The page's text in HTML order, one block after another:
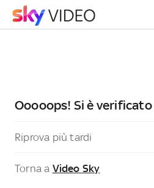
Ooooops! Si è
Riprova più tardi
Torna a Video Sky